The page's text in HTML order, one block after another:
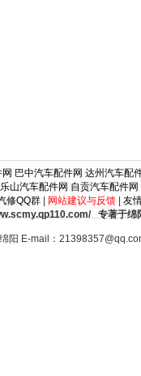
巴中汽车配件网 达州汽车配
乐山汽车配件网 自贡汽车配件网
修QQ群| 网站建议与反馈| 友
专著于绵
阳 E-mail：